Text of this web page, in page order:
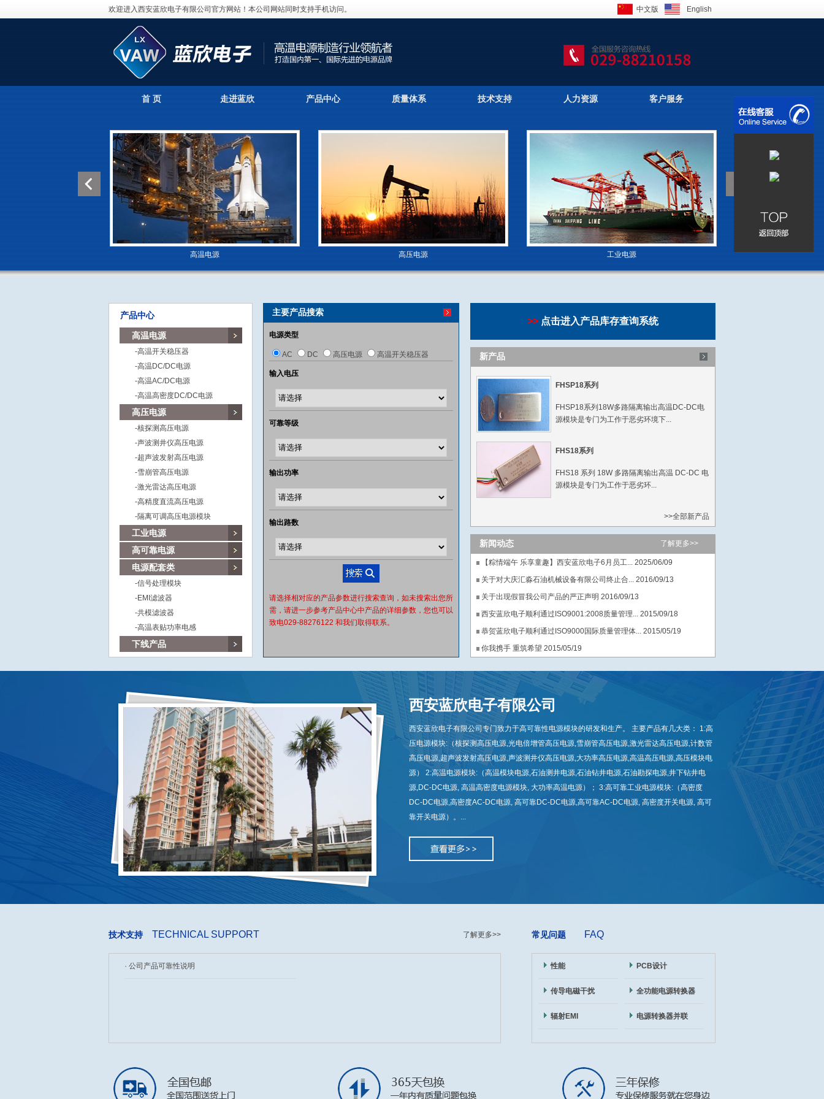
中文版 English
欢迎进入西安蓝欣电子有限公司官方网站！本公司网站同时支持手机访问。
首 页 走进蓝欣 产品中心 质量体系 技术支持 人力资源 客户服务
高温电源 高压电源 工业电源 高
产品中心
高温电源
-高温开关稳压器
-高温DC/DC电源
-高温AC/DC电源
-高温高密度DC/DC电源
高压电源
-核探测高压电源
-声波测井仪高压电源
-超声波发射高压电源
-雪崩管高压电源
-激光雷达高压电源
-高精度直流高压电源
-隔离可调高压电源模块
工业电源
高可靠电源
电源配套类
-信号处理模块
-EMI滤波器
-共模滤波器
-高温表贴功率电感
下线产品
主要产品搜索
电源类型
AC DC 高压电源 高温开关稳压器
输入电压
可靠等级
输出功率
输出路数
请选择相对应的产品参数进行搜索查询，如未搜索出您所
需，请进一步参考产品中心中产品的详细参数，您也可以
致电029-88276122 和我们取得联系。
>> 点击进入产品库存查询系统
新产品
FHSP18系列
FHSP18系列18W多路隔离输出高温DC-DC电
源模块是专门为工作于恶劣环境下...
FHS18系列
FHS18 系列 18W 多路隔离输出高温 DC-DC 电
源模块是专门为工作于恶劣环...
>>全部新产品
新闻动态 了解更多>>
【粽情端午 乐享童趣】西安蓝欣电子6月员工... 2025/06/09
关于对大庆汇淼石油机械设备有限公司终止合... 2016/09/13
关于出现假冒我公司产品的严正声明 2016/09/13
西安蓝欣电子顺利通过ISO9001:2008质量管理... 2015/09/18
恭贺蓝欣电子顺利通过ISO9000国际质量管理体... 2015/05/19
你我携手 重筑希望 2015/05/19
西安蓝欣电子有限公司
西安蓝欣电子有限公司专门致力于高可靠性电源模块的研发和生产。 主要产品有几大类： 1:高
压电源模块:（核探测高压电源,光电倍增管高压电源,雪崩管高压电源,激光雷达高压电源,计数管
高压电源,超声波发射高压电源,声波测井仪高压电源,大功率高压电源,高温高压电源,高压模块电
源） 2:高温电源模块:（高温模块电源,石油测井电源,石油钻井电源,石油勘探电源,井下钻井电
源,DC-DC电源, 高温高密度电源模块, 大功率高温电源）； 3:高可靠工业电源模块:（高密度
DC-DC电源,高密度AC-DC电源, 高可靠DC-DC电源,高可靠AC-DC电源, 高密度开关电源, 高可
靠开关电源）。...
技术支持 TECHNICAL SUPPORT 了解更多>>
· 公司产品可靠性说明
常见问题 FAQ
性能 PCB设计
传导电磁干扰 全功能电源转换器
辐射EMI 电源转换器并联